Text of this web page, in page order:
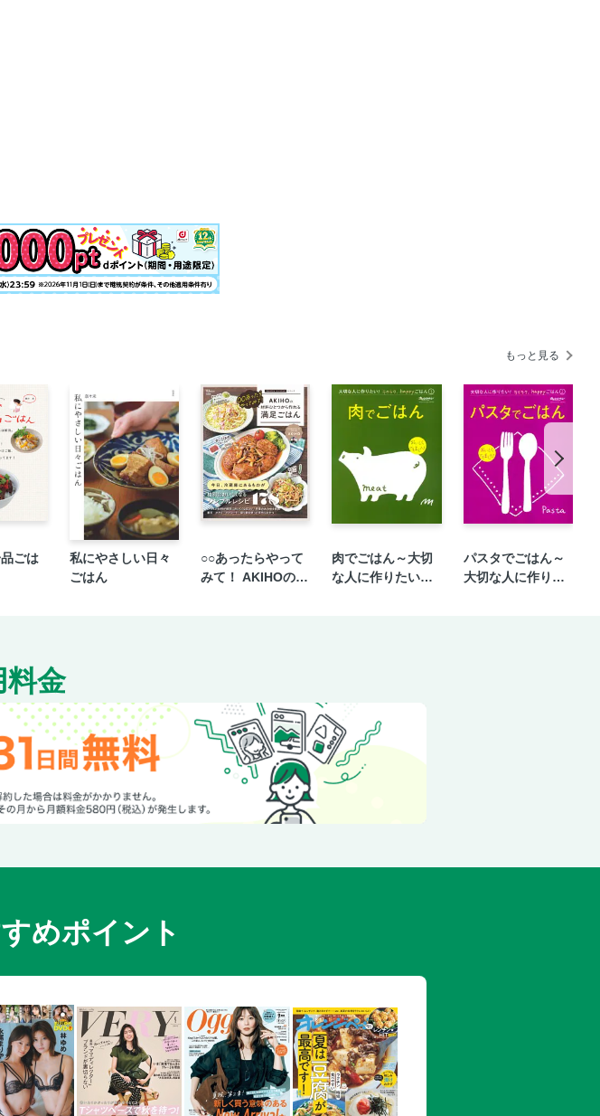
レシピ用語索引
もっと見る
ごは
私にやさしい日々
ごはん
○○あったらやって
みて！ AKIHOの材
肉でごはん～大切
な人に作りたい！
パスタでごはん～
大切な人に作りた
料金
めポイント